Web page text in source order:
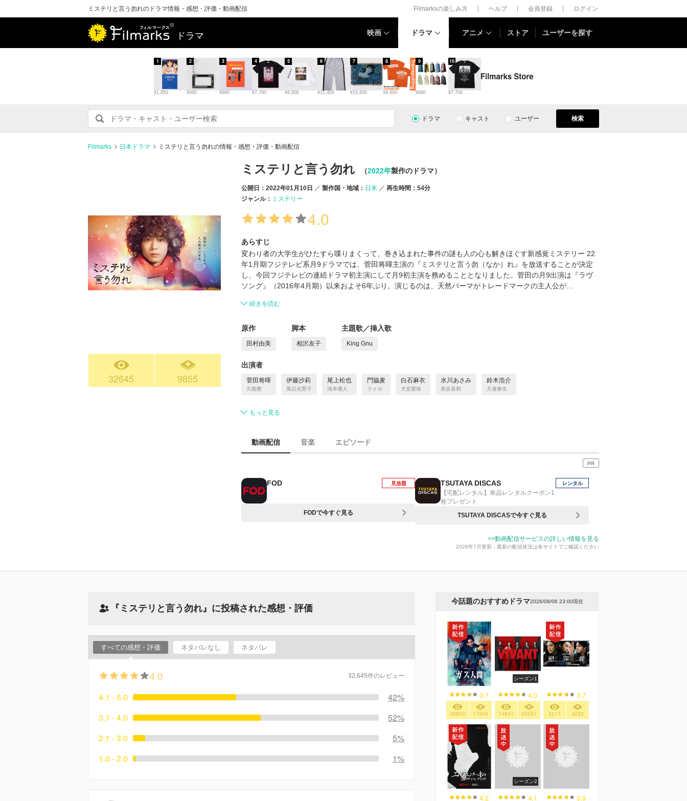
ミステリと言う勿れのドラマ情報・感想・評価・動画配信 Filmarksの楽しみ方 ヘルプ 会員登録 ログイン
ドラマ 映画 ドラマ アニメ ストア ユーザーを探す
¥1,650
1
¥990
2
¥990
3
¥7,700
4
¥8,800
5
¥15,400
6
¥19,800
7
¥9,900
8
¥880
9
¥7,700
10
ドラマ キャスト ユーザー 検索
Filmarks 日本ドラマ ミステリと言う勿れの情報・感想・評価・動画配信
32645 9855
ミステリと言う勿れ （2022年製作のドラマ）
公開日：2022年01月10日 製作国・地域： 日本
再生時間：54分
ジャンル： ミステリー
4.0
あらすじ
変わり者の大学生がひたすら喋りまくって、巻き込まれた事件の謎も人の心も解きほぐす新感覚ミステリー 22
年1月期フジテレビ系月9ドラマでは、菅田将暉主演の『ミステリと言う勿（なか）れ』を放送することが決定
し、今回フジテレビの連続ドラマ初主演にして月9初主演を務めることとなりました。菅田の月9出演は『ラヴ
ソング』（2016年4月期）以来およそ6年ぶり。演じるのは、天然パーマがトレードマークの主人公が…
続きを読む
原作
田村由美
脚本
相沢友子
主題歌／挿入歌
King Gnu
出演者
菅田将暉
久能整
伊藤沙莉
風呂光聖子
尾上松也
池本優人
門脇麦
ライカ
白石麻衣
犬堂愛珠
水川あさみ
美吉喜和
鈴木浩介
天達春生
もっと見る
動画配信 音楽 エピソード
PR
FOD 見放題
FODで今すぐ見る
TSUTAYA DISCAS
【宅配レンタル】単品レンタルクーポン1
枚プレゼント
レンタル
TSUTAYA DISCASで今すぐ見る
>>動画配信サービスの詳しい情報を見る
2026年7月更新：最新の配信状況は各サイトでご確認ください
『ミステリと言う勿れ』に投稿された感想・評価
すべての感想・評価 ネタバレなし ネタバレ
4.0 32,645件のレビュー
4.1 - 5.0
42%
3.1 - 4.0
52%
2.1 - 3.0
5%
1.0 - 2.0
1%
今話題のおすすめドラマ2026/08/06 23:00現在
3.7
26833 11934
シーズン1
4.3
74641 20397
3.7
3217 4232
4.2
シーズン2
4.1 3.9